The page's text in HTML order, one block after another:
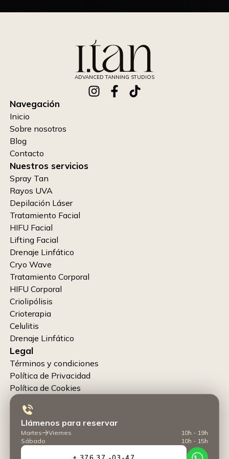
pacientes en rehabilitación
ADVANCED TANNING STUDIOS
Navegación
Inicio
Sobre nosotros
Blog
Contacto
Nuestros servicios
Spray Tan
Rayos UVA
Depilación Láser
Tratamiento Facial
HIFU Facial
Lifting Facial
Drenaje Linfático
Cryo Wave
Tratamiento Corporal
HIFU Corporal
Criolipólisis
Crioterapia
Celulitis
Drenaje Linfático
Legal
Términos y condiciones
Política de Privacidad
Política de Cookies
Llámenos para reservar
10h - 19h
Martes
Viernes
10h - 15h
Sábado